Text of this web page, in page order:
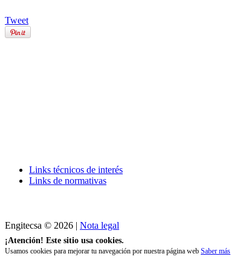
Tweet
Links técnicos de interés
Links de normativas
Engitecsa © 2026 | Nota legal
¡Atención! Este sitio usa cookies.
Usamos cookies para mejorar tu navegación por nuestra página web Saber más